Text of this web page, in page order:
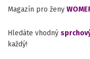
Magazín pro ženy
Hledáte vhodný
každý!